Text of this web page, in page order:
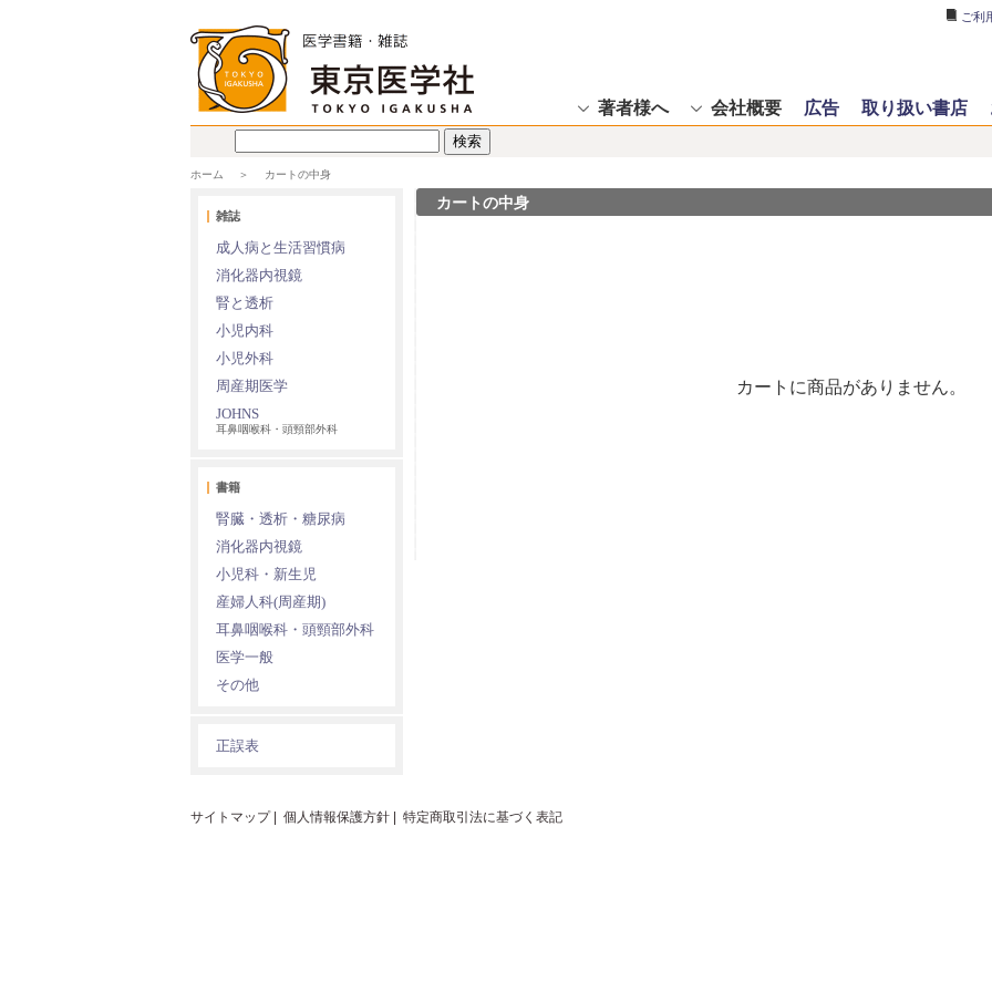
ご利
著者様へ 会社概要 広告 取り扱い書店
ホーム カートの中身
雑誌
成人病と生活習慣病
消化器内視鏡
腎と透析
小児内科
小児外科
周産期医学
JOHNS
耳鼻咽喉科・頭頸部外科
書籍
腎臓・透析・糖尿病
消化器内視鏡
小児科・新生児
産婦人科(周産期)
耳鼻咽喉科・頭頸部外科
医学一般
その他
正誤表
カートの中身
カートに商品がありません。
サイトマップ| 個人情報保護方針 特定商取引法に基づく表記